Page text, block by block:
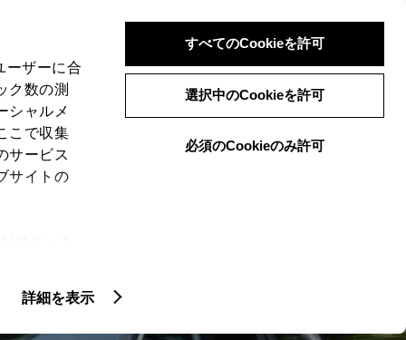
ザーに合
ク数の測
シャルメ
こで収集
サービス
サイトの
詳細を表示
すべてのCookieを許可
選択中のCookieを許可
必須のCookieのみ許可
ログイン 検索 メニュー